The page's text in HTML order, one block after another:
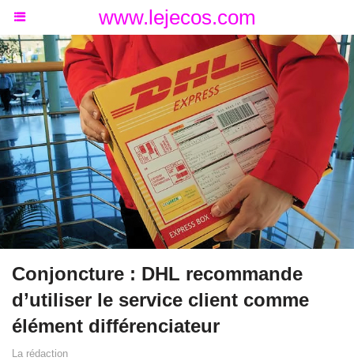
www.lejecos.com
Conjoncture : DHL recommande
d’utiliser le service client comme
élément différenciateur
La rédaction